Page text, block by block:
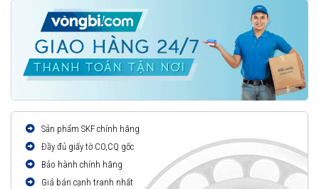
Sản phẩm SKF chính hãng
Đầy đủ giấy tờ CO,CQ gốc
Bảo hành chính hãng
Giá bán cạnh tranh nhất